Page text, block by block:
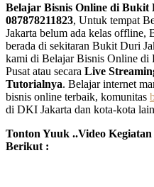
Belajar Bisnis Online di
087878211823, Untuk tempat
Jakarta belum ada kelas offline,
berada di sekitaran Bukit Duri
kami di Belajar Bisnis Online di
Pusat atau secara Live
Tutorialnya. Belajar internet
bisnis online terbaik, komunitas
di DKI Jakarta dan kota-kota
Tonton Yuuk ..Video
Berikut :